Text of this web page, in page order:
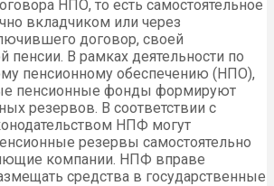
НПО, то есть самостоятельное
вкладчиком или через
договор, своей
пенсии. В рамках деятельности по
пенсионному обеспечению (НПО),
пенсионные фонды формируют
резервов. В соответствии с
НПФ могут
резервы самостоятельно
компании. НПФ вправе
средства в государственные